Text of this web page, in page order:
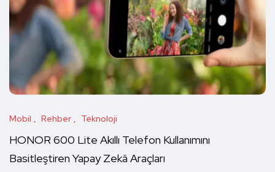
Mobil Rehber Teknoloji
HONOR 600 Lite Akıllı Telefon Kullanımını
Basitleştiren Yapay Zekâ Araçları